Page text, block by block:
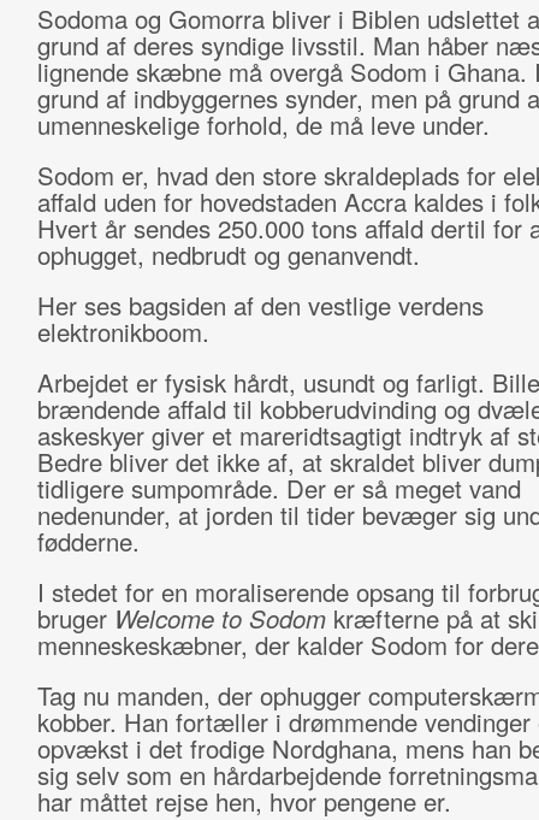
Sodoma og Gomorra bliver i Biblen udslettet
grund af deres syndige livsstil. Man håber
lignende skæbne må overgå Sodom i Ghana.
grund af indbyggernes synder, men på grund
umenneskelige forhold, de må leve under.
Sodom er, hvad den store skraldeplads for
affald uden for hovedstaden Accra kaldes i
Hvert år sendes 250.000 tons affald dertil for
ophugget, nedbrudt og genanvendt.
Her ses bagsiden af den vestlige verdens
elektronikboom.
Arbejdet er fysisk hårdt, usundt og farligt.
brændende affald til kobberudvinding og
askeskyer giver et mareridtsagtigt indtryk af
Bedre bliver det ikke af, at skraldet bliver
tidligere sumpområde. Der er så meget vand
nedenunder, at jorden til tider bevæger sig
fødderne.
I stedet for en moraliserende opsang til
bruger Welcome to Sodomkræfterne på at
menneskeskæbner, der kalder Sodom for
Tag nu manden, der ophugger
kobber. Han fortæller i drømmende vendinger
opvækst i det frodige Nordghana, mens han
sig selv som en hårdarbejdende
har måttet rejse hen, hvor pengene er.